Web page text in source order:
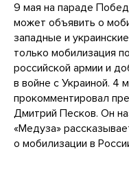
9 мая на параде
может объявить о
западные и
только мобилизация
российской армии и
в войне с Украиной. 4
прокомментировал
Дмитрий Песков. Он
«Медуза»
о мобилизации в